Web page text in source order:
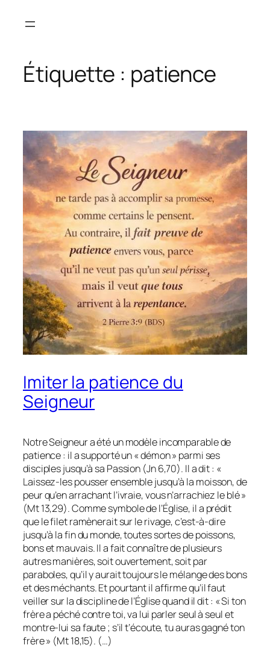
Étiquette : patience
Imiter la patience du
Seigneur
Notre Seigneur a été un modèle incomparable de
patience : il a supporté un « démon » parmi ses
disciples jusqu’à sa Passion (Jn 6,70). Il a dit : «
Laissez-les pousser ensemble jusqu’à la moisson, de
peur qu’en arrachant l’ivraie, vous n’arrachiez le blé »
(Mt 13,29). Comme symbole de l’Église, il a prédit
que le filet ramènerait sur le rivage, c’est-à-dire
jusqu’à la fin du monde, toutes sortes de poissons,
bons et mauvais. Il a fait connaître de plusieurs
autres manières, soit ouvertement, soit par
paraboles, qu’il y aurait toujours le mélange des bons
et des méchants. Et pourtant il affirme qu’il faut
veiller sur la discipline de l’Église quand il dit : « Si ton
frère a péché contre toi, va lui parler seul à seul et
montre-lui sa faute ; s’il t’écoute, tu auras gagné ton
frère » (Mt 18,15). (…)